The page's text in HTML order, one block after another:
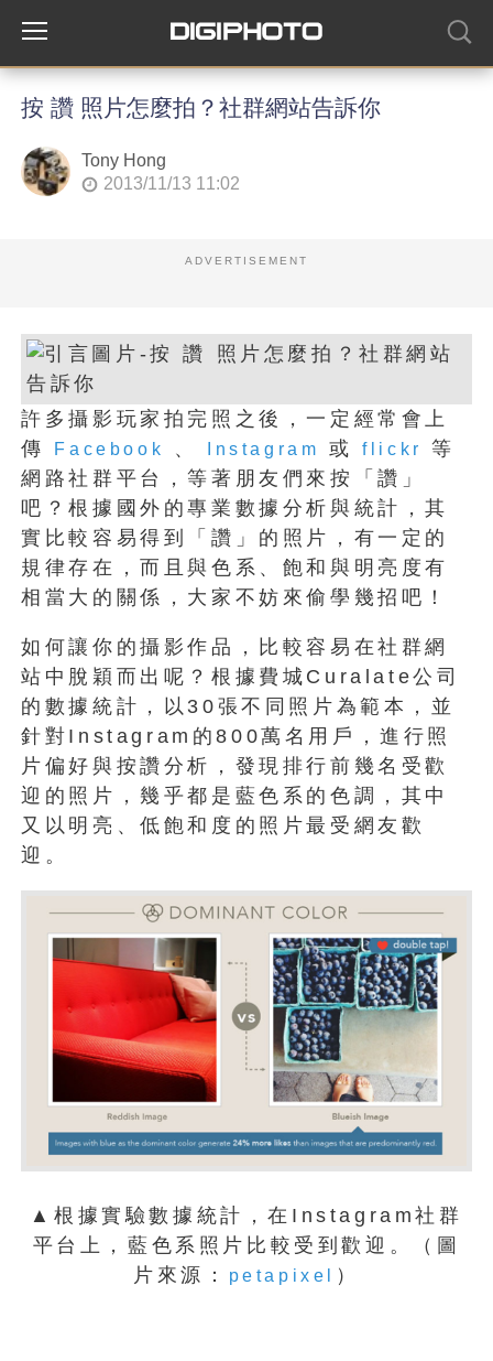
按 讚 照片怎麼拍？社群網站告訴你
Tony Hong
2013/11/13 11:02
ADVERTISEMENT
許多攝影玩家拍完照之後，一定經常會上
傳
Facebook 、 Instagram 或flickr
等
網路社群平台，等著朋友們來按「讚」
吧？根據國外的專業數據分析與統計，其
實比較容易得到「讚」的照片，有一定的
規律存在，而且與色系、飽和與明亮度有
相當大的關係，大家不妨來偷學幾招吧！
如何讓你的攝影作品，比較容易在社群網
站中脫穎而出呢？根據費城Curalate公司
的數據統計，以30張不同照片為範本，並
針對Instagram的800萬名用戶，進行照
片偏好與按讚分析，發現排行前幾名受歡
迎的照片，幾乎都是藍色系的色調，其中
又以明亮、低飽和度的照片最受網友歡
迎。
▲根據實驗數據統計，在Instagram社群
平台上，藍色系照片比較受到歡迎。（圖
片來源：
petapixel ）